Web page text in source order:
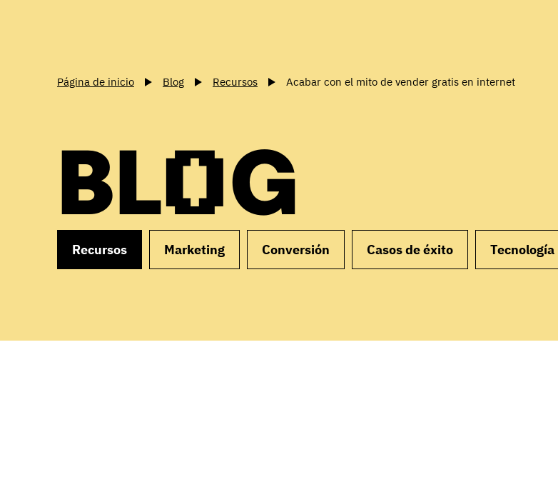
Página de inicio Blog Recursos Acabar con el mito de vender gratis en internet
BLOG
Recursos Marketing Conversión Casos de éxito Tecnología